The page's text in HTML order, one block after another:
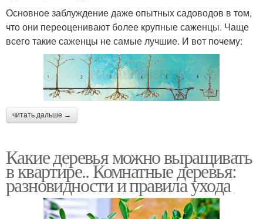
Основное заблуждение даже опытных садоводов в том,
что они переоценивают более крупные саженцы. Чаще
всего такие саженцы не самые лучшие. И вот почему:
читать дальше →
Какие деревья можно выращивать
в квартире.. Комнатные деревья:
разновидности и правила ухода